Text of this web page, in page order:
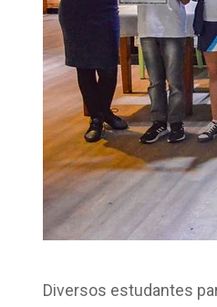
Diversos estudantes